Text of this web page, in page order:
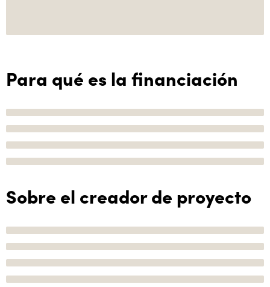
Para qué es la financiación
Sobre el creador de proyecto